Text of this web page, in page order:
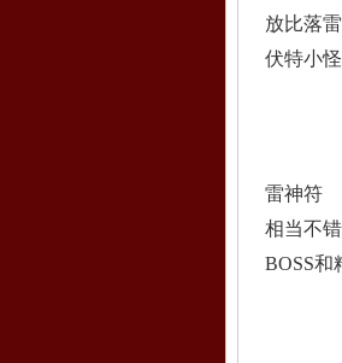
放比落
伏特小
雷神符
相当不
BOSS和